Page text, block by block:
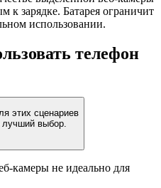
к зарядке. Батарея ограничит
использовании.
телефон
этих сценариев
лучший выбор.
камеры не идеально для